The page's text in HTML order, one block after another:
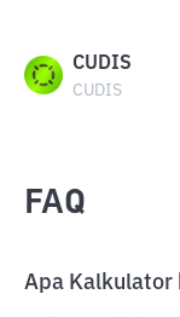
CUDIS
CUDIS
FAQ
Apa